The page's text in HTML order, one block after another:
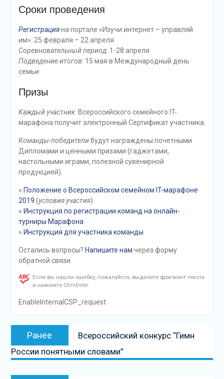
Сроки проведения
Регистрацияна портале «Изучи интернет – управляй
им»: 25 февраля – 22 апреля
Соревновательный период: 1-28 апреля
Подведение итогов: 15 мая в Международный день
семьи
Призы
Каждый участникВсероссийского семейного IT-
марафона получит электронный Сертификат участника.
Команды-победителибудут награждены почетными
Дипломами и ценными призами (гаджетами,
настольными играми, полезной сувенирной
продукцией).
» Положение о Всероссийском семейном IT-марафоне
2019 (условия участия)
» Инструкция по регистрации команд на онлайн-
турниры Марафона
» Инструкция для участника команды
Остались вопросы? Напишите нам через форму
обратной связи.
Если вы нашли ошибку, пожалуйста, выделите фрагмент текста
и нажмите Ctrl+Enter.
EnableInternalCSP_request
Навигация
записям
Ранее
запись:
Всероссийский конкурс “Гимн
России понятными словами”